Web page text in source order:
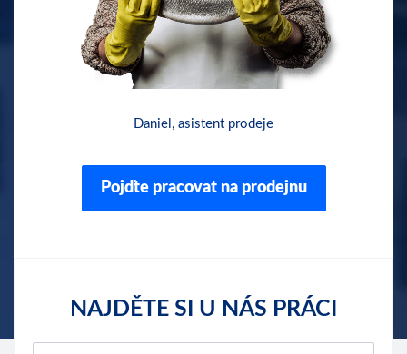
Daniel, asistent prodeje
Pojďte pracovat na prodejnu
NAJDĚTE SI U NÁS PRÁCI